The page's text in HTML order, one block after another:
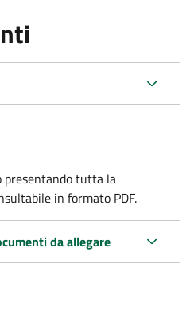
presentando tutta la
in formato PDF.
da allegare